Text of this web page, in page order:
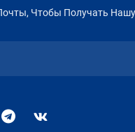
Чтобы Получать